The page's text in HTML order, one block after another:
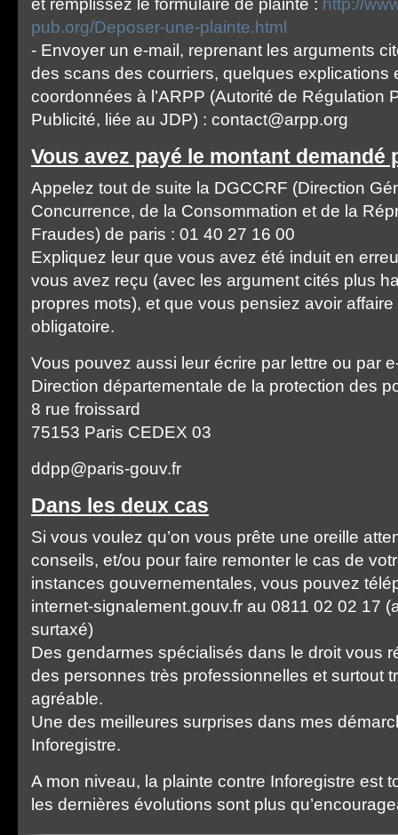
et remplissez le formulaire de plainte : http://
pub.org/Deposer-une-plainte.html
- Envoyer un e-mail, reprenant les arguments
des scans des courriers, quelques explications
coordonnées à l’ARPP (Autorité de Régulation
Publicité, liée au JDP) : contact@arpp.org
Vous avez payé le montant demandé
Appelez tout de suite la DGCCRF (Direction
Concurrence, de la Consommation et de la
Fraudes) de paris : 01 40 27 16 00
Expliquez leur que vous avez été induit en
vous avez reçu (avec les argument cités plus
propres mots), et que vous pensiez avoir
obligatoire.
Vous pouvez aussi leur écrire par lettre ou par
Direction départementale de la protection des
8 rue froissard
75153 Paris CEDEX 03
ddpp@paris-gouv.fr
Dans les deux cas
Si vous voulez qu’on vous prête une oreille
conseils, et/ou pour faire remonter le cas de
instances gouvernementales, vous pouvez
internet-signalement.gouv.fr au 0811 02 02 17
surtaxé)
Des gendarmes spécialisés dans le droit vous
des personnes très professionnelles et surtout
agréable.
Une des meilleures surprises dans mes
Inforegistre.
A mon niveau, la plainte contre Inforegistre est
les dernières évolutions sont plus